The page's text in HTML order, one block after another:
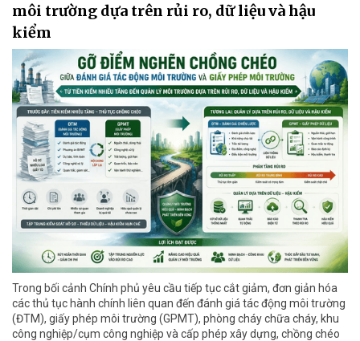
môi trường dựa trên rủi ro, dữ liệu và hậu
kiểm
Trong bối cảnh Chính phủ yêu cầu tiếp tục cắt giảm, đơn giản hóa
các thủ tục hành chính liên quan đến đánh giá tác động môi trường
(ĐTM), giấy phép môi trường (GPMT), phòng cháy chữa cháy, khu
công nghiệp/cụm công nghiệp và cấp phép xây dựng, chồng chéo